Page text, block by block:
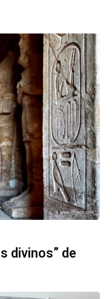
divinos” de